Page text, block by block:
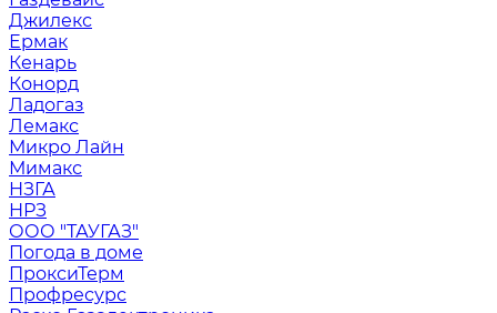
Джилекс
Ермак
Кенарь
Конорд
Ладогаз
Лемакс
Микро Лайн
Мимакс
НЗГА
НРЗ
ООО "ТАУГАЗ"
Погода в доме
ПроксиТерм
Профресурс